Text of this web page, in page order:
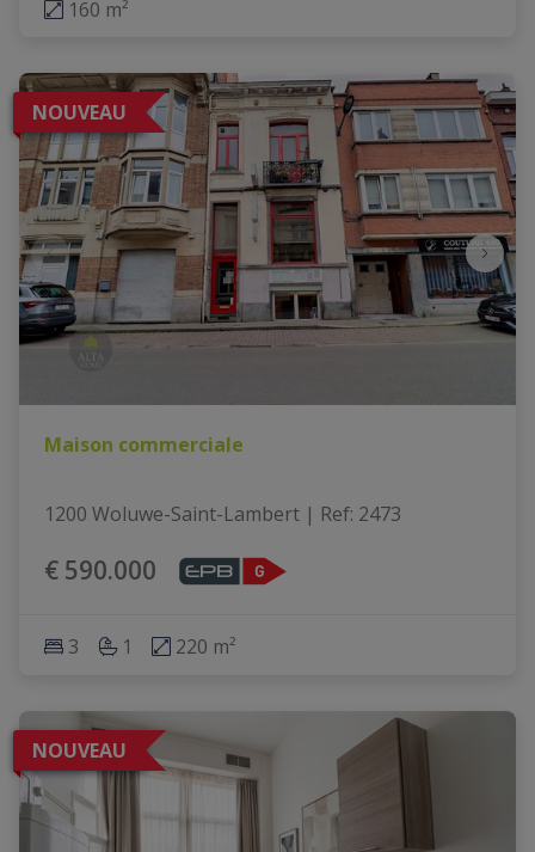
160 m²
NOUVEAU
Maison commerciale
1200 Woluwe-Saint-Lambert | Ref: 2473
€ 590.000
3 1 220 m²
NOUVEAU